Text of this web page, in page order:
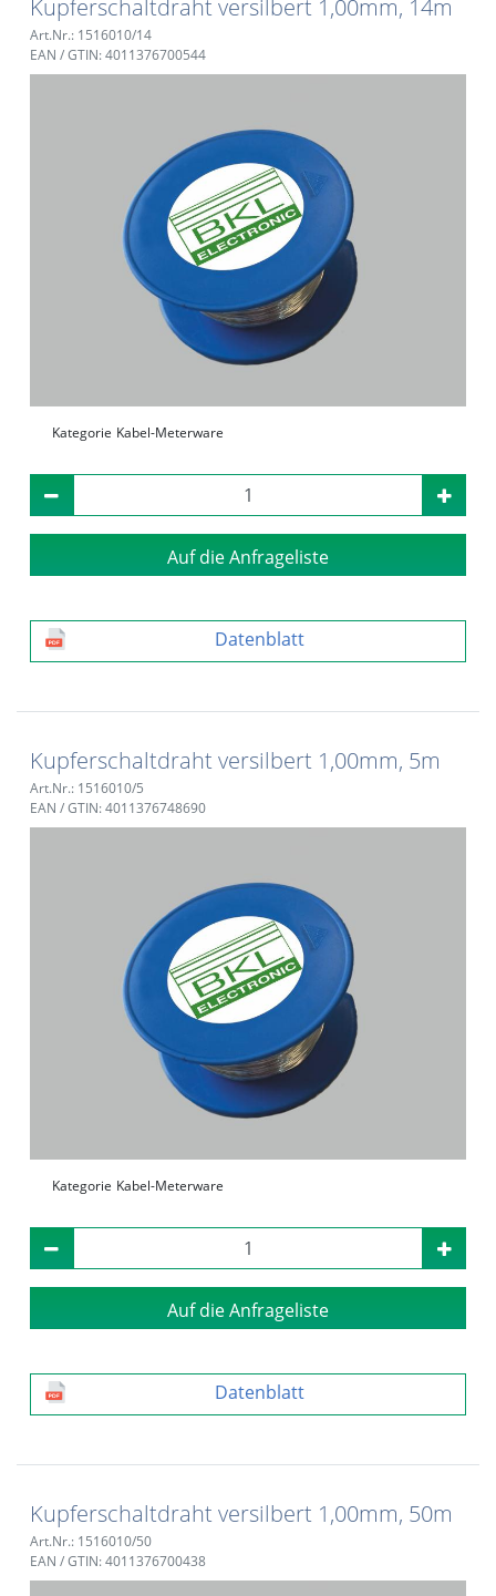
Kupferschaltdraht versilbert 1,00mm, 14m
Art.Nr.: 1516010/14
EAN / GTIN: 4011376700544
Kategorie Kabel-Meterware
Auf die Anfrageliste
Datenblatt
Kupferschaltdraht versilbert 1,00mm, 5m
Art.Nr.: 1516010/5
EAN / GTIN: 4011376748690
Kategorie Kabel-Meterware
Auf die Anfrageliste
Datenblatt
Kupferschaltdraht versilbert 1,00mm, 50m
Art.Nr.: 1516010/50
EAN / GTIN: 4011376700438